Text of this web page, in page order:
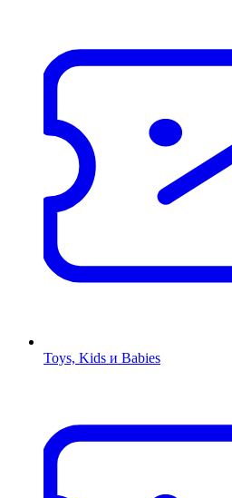
Toys, Kids и Babies